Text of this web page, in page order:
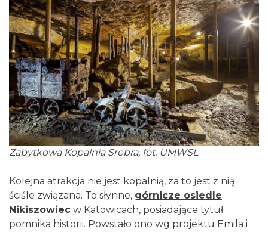
Zabytkowa Kopalnia Srebra, fot. UMWSL
Kolejna atrakcja nie jest kopalnią, za to jest z nią
ściśle związana. To słynne, górnicze osiedle
Nikiszowiec w Katowicach, posiadające tytuł
pomnika historii. Powstało ono wg projektu Emila i